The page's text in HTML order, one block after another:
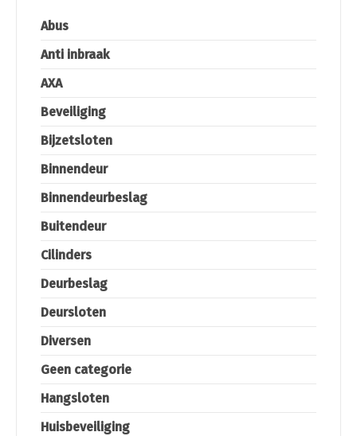
Abus
Anti inbraak
AXA
Beveiliging
Bijzetsloten
Binnendeur
Binnendeurbeslag
Buitendeur
Cilinders
Deurbeslag
Deursloten
Diversen
Geen categorie
Hangsloten
Huisbeveiliging